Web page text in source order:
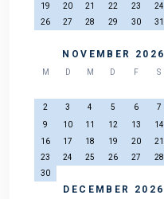
19
20 21 22 23 24
26
27 28 29 30 31
NOVEMBER 2026
M D M D F S
2
3 4 5 6 7
9
10 11 12 13 14
16
17 18 19 20 21
23
24 25 26 27 28
30
DECEMBER 2026